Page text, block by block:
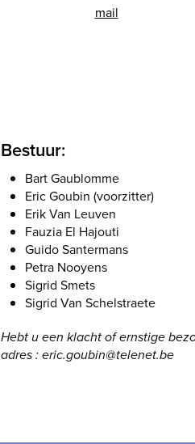
mail
Bestuur:
Bart Gaublomme
Eric Goubin (voorzitter)
Erik Van Leuven
Fauzia El Hajouti
Guido Santermans
Petra Nooyens
Sigrid Smets
Sigrid Van Schelstraete
Hebt u een klacht of ernstige
adres : eric.goubin@telenet.be